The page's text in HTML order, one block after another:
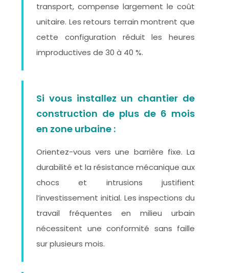
transport, compense largement le coût
unitaire. Les retours terrain montrent que
cette configuration réduit les heures
improductives de 30 à 40 %.
Si vous installez un chantier de
construction de plus de 6 mois
en zone urbaine :
Orientez-vous vers une barrière fixe. La
durabilité et la résistance mécanique aux
chocs et intrusions justifient
l’investissement initial. Les inspections du
travail fréquentes en milieu urbain
nécessitent une conformité sans faille
sur plusieurs mois.